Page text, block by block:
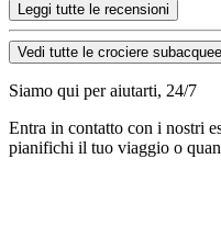
Leggi tutte le recensioni
Vedi tutte le crociere
Siamo qui per aiutarti, 24/7
Entra in contatto con i nostri
pianifichi il tuo viaggio o